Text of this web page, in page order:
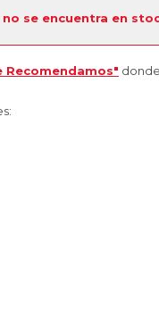
se encuentra en
Recomendamos"